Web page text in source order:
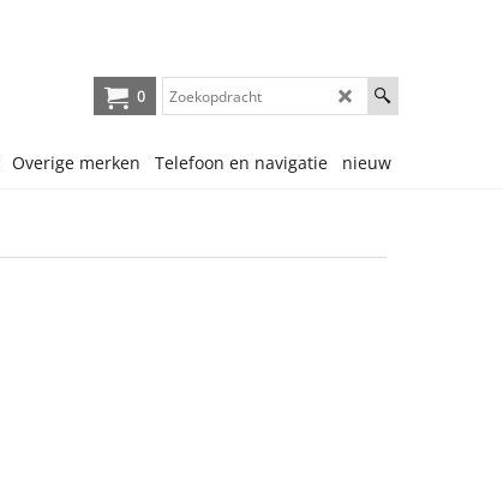
0
Overige merken Telefoon en navigatie nieuw